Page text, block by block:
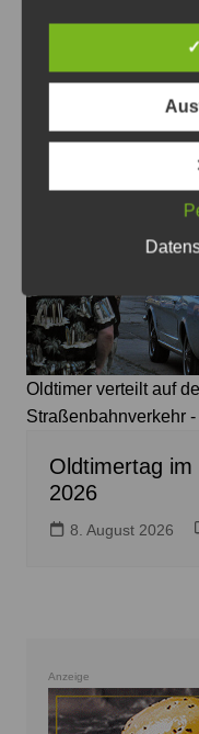
Ortsrat Ilten
Oldtimer verteilt auf
Straßenbahnverkehr
Oldtimertag
2026
8. August 2026
Anzeige